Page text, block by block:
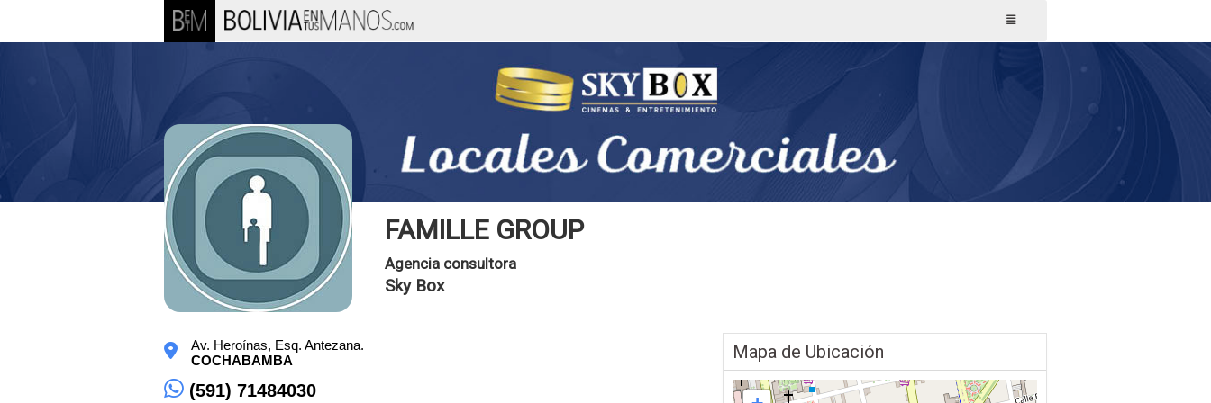
FAMILLE GROUP
Agencia consultora
Sky Box
Av. Heroínas, Esq. Antezana.
COCHABAMBA
(591) 71484030
Mapa de Ubicación